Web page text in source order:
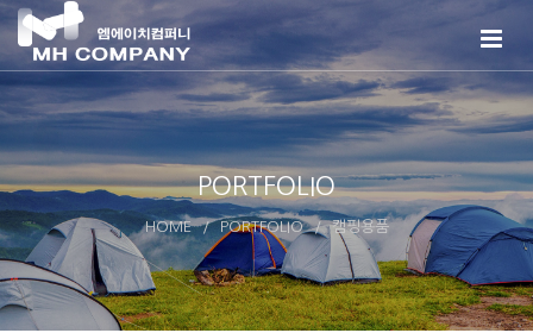
PORTFOLIO
HOME PORTFOLIO 캠핑용품